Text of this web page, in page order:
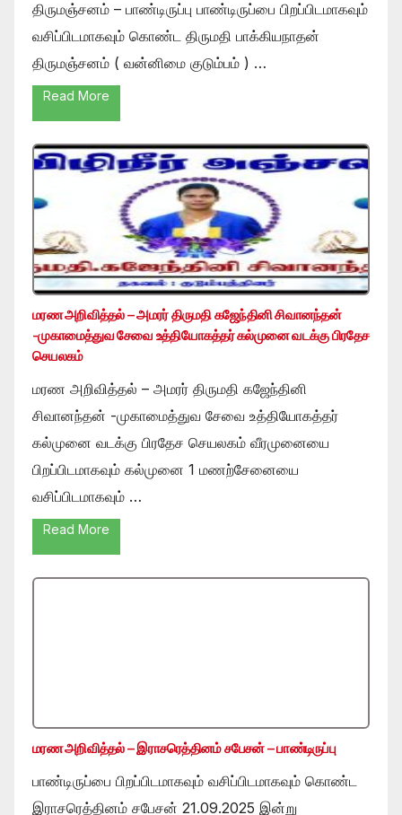
திருமஞ்சனம் – பாண்டிருப்பு பாண்டிருப்பை பிறப்பிடமாகவும்
வசிப்பிடமாகவும் கொண்ட திருமதி பாக்கியநாதன்
திருமஞ்சனம் ( வன்னிமை குடும்பம் ) …
Read More
மரண அறிவித்தல் – அமரர் திருமதி கஜேந்தினி சிவானந்தன்
-முகாமைத்துவ சேவை உத்தியோகத்தர் கல்முனை வடக்கு பிரதேச
செயலகம்
மரண அறிவித்தல் – அமரர் திருமதி கஜேந்தினி
சிவானந்தன் -முகாமைத்துவ சேவை உத்தியோகத்தர்
கல்முனை வடக்கு பிரதேச செயலகம் வீரமுனையை
பிறப்பிடமாகவும் கல்முனை 1 மணற்சேனையை
வசிப்பிடமாகவும் …
Read More
மரண அறிவித்தல் – இராசரெத்தினம் சபேசன் – பாண்டிருப்பு
பாண்டிருப்பை பிறப்பிடமாகவும் வசிப்பிடமாகவும் கொண்ட
இராசரெத்தினம் சபேசன் 21.09.2025 இன்று